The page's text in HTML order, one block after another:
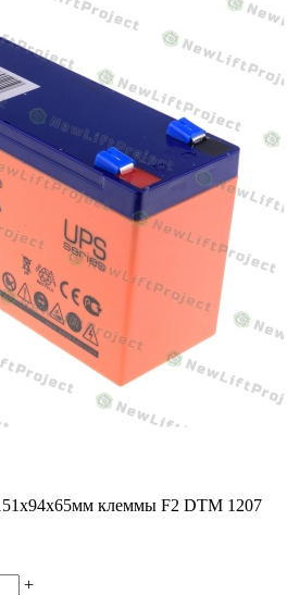
клеммы F2 DTM 1207
+